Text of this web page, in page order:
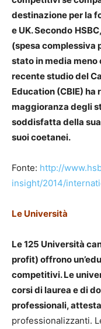
destinazione per la
e UK. Secondo
(spesa complessiva
stato in media meno
recente studio del
Education (CBIE)
maggioranza degli
soddisfatta della
suoi coetanei.
Fonte: http://
insight/2014/
Le Università
Le 125 Università
profit) offrono
competitivi. Le
corsi di laurea e di
professionali,
professionalizzanti.